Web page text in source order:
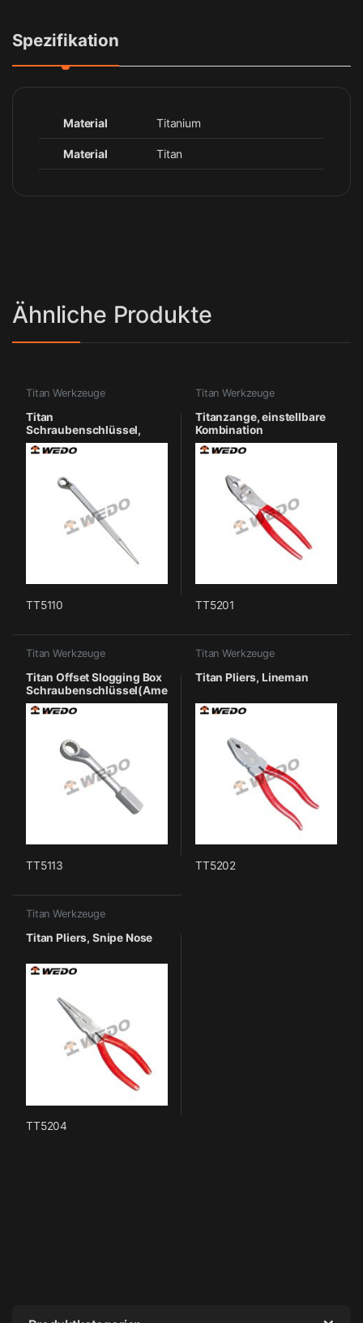
Spezifikation
Material Titanium
Material Titan
Ähnliche Produkte
Titan Werkzeuge
Titan
Schraubenschlüssel,
Construction
TT5110
Titan Werkzeuge
Titanzange, einstellbare
Kombination
TT5201
Titan Werkzeuge
Titan Offset Slogging Box
Schraubenschlüssel(Ame
rican Type)
TT5113
Titan Werkzeuge
Titan Pliers, Lineman
TT5202
Titan Werkzeuge
Titan Pliers, Snipe Nose
TT5204